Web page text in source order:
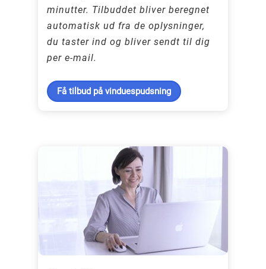
minutter. Tilbuddet bliver beregnet
automatisk ud fra de oplysninger,
du taster ind og bliver sendt til dig
per e-mail.
Få tilbud på vinduespudsning